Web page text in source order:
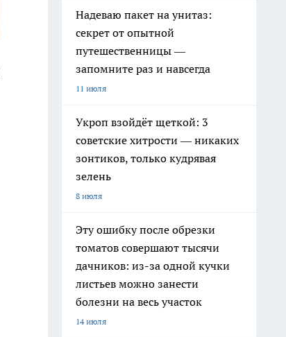
Надеваю пакет на унитаз:
секрет от опытной
путешественницы —
запомните раз и навсегда
11 июля
Укроп взойдёт щеткой: 3
советские хитрости — никаких
зонтиков, только кудрявая
зелень
8 июля
Эту ошибку после обрезки
томатов совершают тысячи
дачников: из-за одной кучки
листьев можно занести
болезни на весь участок
14 июля